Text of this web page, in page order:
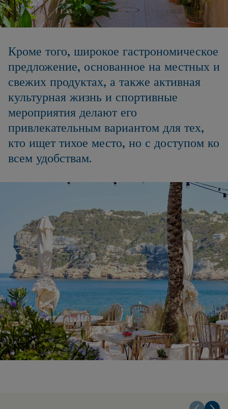
Кроме того, широкое гастрономическое
предложение, основанное на местных и
свежих продуктах, а также активная
культурная жизнь и спортивные
мероприятия делают его
привлекательным вариантом для тех,
кто ищет тихое место, но с доступом ко
всем удобствам.